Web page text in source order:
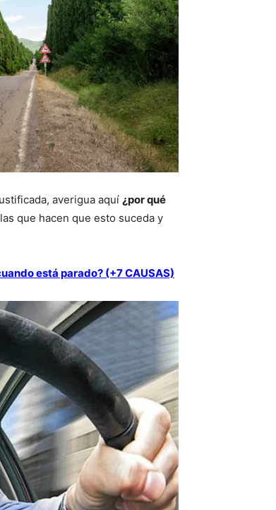
averigua aquí ¿por qué
que hacen que esto suceda y
está parado? (+7 CAUSAS)